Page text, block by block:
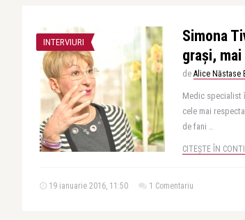
INTERVIURI
Simona
grași,
de Alice Năstase
Medic specialist
cele mai
de fani ..
CITEȘTE ÎN
19 ianuarie 2016, 11:50 1 Comentariu